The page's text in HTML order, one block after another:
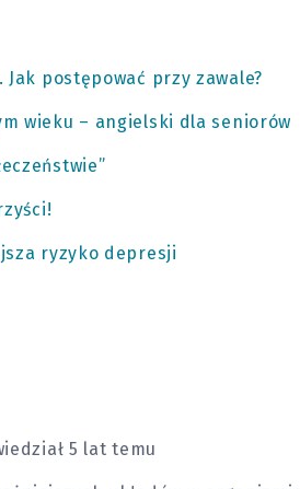
postępować przy zawale?
wieku – angielski dla seniorów
ryzyko depresji
5 lat temu